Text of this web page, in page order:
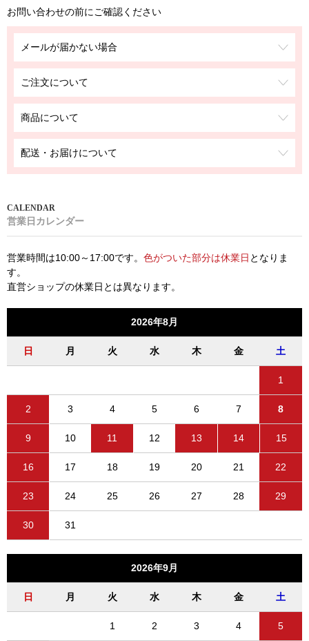
お問い合わせの前にご確認ください
メールが届かない場合
ご注文について
商品について
配送・お届けについて
営業日カレンダー
営業時間は10:00～17:00です。 色がついた部分は休業日 となりま
す。
直営ショップの休業日とは異なります。
2026年8月
日 月 火 水 木 金 土
1
2 3 4 5 6 7 8
9 10 11 12 13 14 15
16 17 18 19 20 21 22
23 24 25 26 27 28 29
30 31
2026年9月
日 月 火 水 木 金 土
1 2 3 4 5